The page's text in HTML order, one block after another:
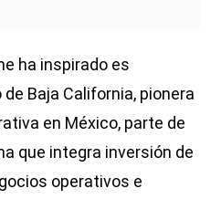
ha inspirado es
de Baja California, pionera
en México, parte de
que integra inversión de
operativos e